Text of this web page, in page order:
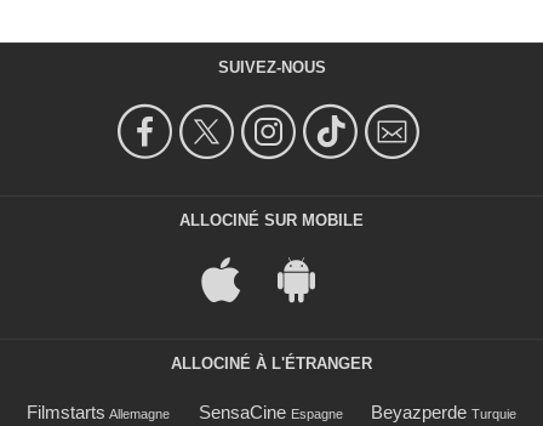
SUIVEZ-NOUS
ALLOCINÉ SUR MOBILE
ALLOCINÉ À L'ÉTRANGER
Filmstarts Allemagne SensaCine Espagne Beyazperde Turquie